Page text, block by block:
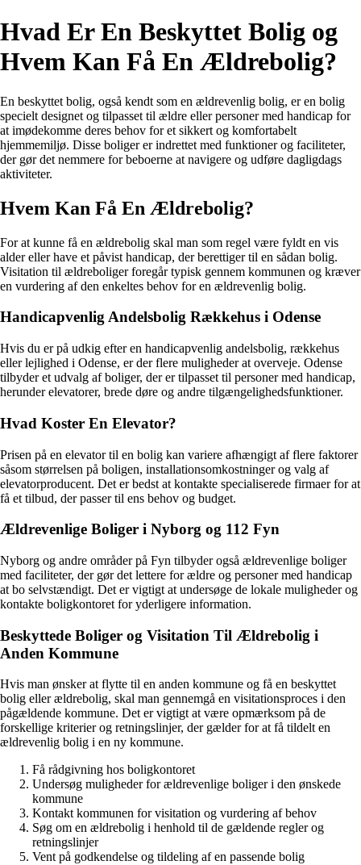
Hvad Er En Beskyttet Bolig og
Hvem Kan Få En Ældrebolig?
En beskyttet bolig, også kendt som en ældrevenlig bolig, er en bolig
specielt designet og tilpasset til ældre eller personer med handicap for
at imødekomme deres behov for et sikkert og komfortabelt
hjemmemiljø. Disse boliger er indrettet med funktioner og faciliteter,
der gør det nemmere for beboerne at navigere og udføre dagligdags
aktiviteter.
Hvem Kan Få En Ældrebolig?
For at kunne få en ældrebolig skal man som regel være fyldt en vis
alder eller have et påvist handicap, der berettiger til en sådan bolig.
Visitation til ældreboliger foregår typisk gennem kommunen og kræver
en vurdering af den enkeltes behov for en ældrevenlig bolig.
Handicapvenlig Andelsbolig Rækkehus i Odense
Hvis du er på udkig efter en handicapvenlig andelsbolig, rækkehus
eller lejlighed i Odense, er der flere muligheder at overveje. Odense
tilbyder et udvalg af boliger, der er tilpasset til personer med handicap,
herunder elevatorer, brede døre og andre tilgængelighedsfunktioner.
Hvad Koster En Elevator?
Prisen på en elevator til en bolig kan variere afhængigt af flere faktorer
såsom størrelsen på boligen, installationsomkostninger og valg af
elevatorproducent. Det er bedst at kontakte specialiserede firmaer for at
få et tilbud, der passer til ens behov og budget.
Ældrevenlige Boliger i Nyborg og 112 Fyn
Nyborg og andre områder på Fyn tilbyder også ældrevenlige boliger
med faciliteter, der gør det lettere for ældre og personer med handicap
at bo selvstændigt. Det er vigtigt at undersøge de lokale muligheder og
kontakte boligkontoret for yderligere information.
Beskyttede Boliger og Visitation Til Ældrebolig i
Anden Kommune
Hvis man ønsker at flytte til en anden kommune og få en beskyttet
bolig eller ældrebolig, skal man gennemgå en visitationsproces i den
pågældende kommune. Det er vigtigt at være opmærksom på de
forskellige kriterier og retningslinjer, der gælder for at få tildelt en
ældrevenlig bolig i en ny kommune.
Få rådgivning hos boligkontoret
Undersøg muligheder for ældrevenlige boliger i den ønskede
kommune
Kontakt kommunen for visitation og vurdering af behov
Søg om en ældrebolig i henhold til de gældende regler og
retningslinjer
Vent på godkendelse og tildeling af en passende bolig